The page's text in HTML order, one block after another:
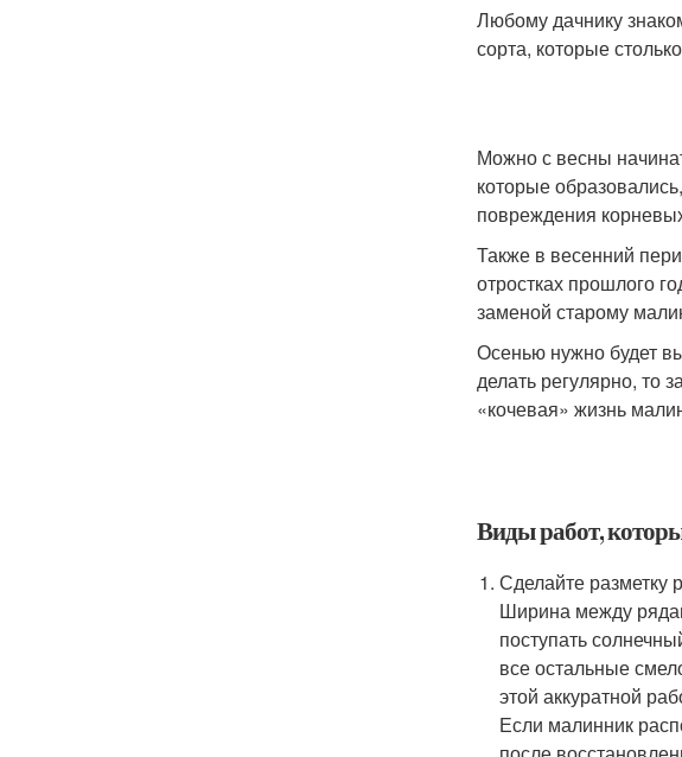
Любому дачнику
сорта, которые
Можно с весны
которые
повреждения
Также в весенний
отростках прошлого
заменой старому
Осенью нужно будет
делать регулярно, то
«кочевая» жизнь
Виды работ,
Сделайте разметку
Ширина между
поступать
все остальные
этой аккуратной
Если малинник